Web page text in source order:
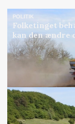
POLITIK
Folketinget
kan den ændre